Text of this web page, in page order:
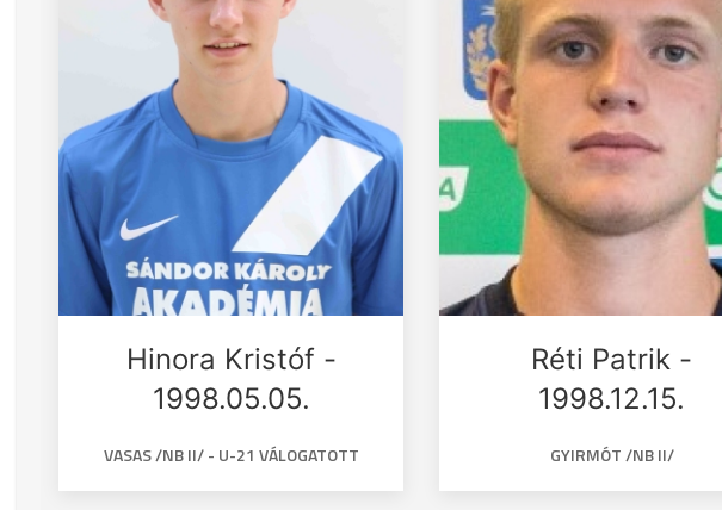
Hinora Kristóf -
1998.05.05.
VASAS /NB II/ - U-21 VÁLOGATOTT
Réti Patrik -
1998.12.15.
GYIRMÓT /NB II/